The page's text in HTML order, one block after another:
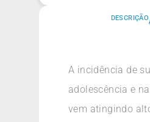
DESCRIÇÃO
A incidência de
adolescência e
vem atingindo